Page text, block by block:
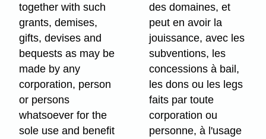
together with such
grants, demises,
gifts, devises and
bequests as may be
made by any
corporation, person
or persons
whatsoever for the
sole use and benefit
des domaines, et
peut en avoir la
jouissance, avec les
subventions, les
concessions à bail,
les dons ou les legs
faits par toute
corporation ou
personne, à l'usage